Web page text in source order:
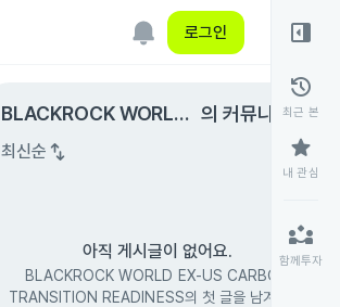
로그인
BLACKROCK WORLD
EX-US CARBON TRAN
의 커뮤니티expand_circle_right
최신순 swap_vert
아직 게시글이 없어요.
BLACKROCK WORLD EX-US CARBON
TRANSITION READINESS의 첫 글을 남겨 보세
right_panel_open
history
최근 본
star
내 관심
partner_exchange
함께투자